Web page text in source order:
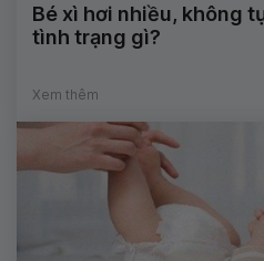
Bé xì hơi nhiều, không
tình trạng gì?
Xem thêm